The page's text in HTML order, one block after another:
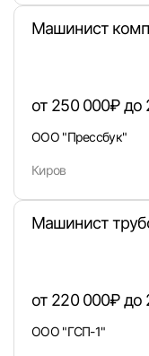
Вход по
Машинист
от 250 000₽ до
ООО "Прессбук"
Киров
Машинист
от 220 000₽ до
ООО "ГСП-1"